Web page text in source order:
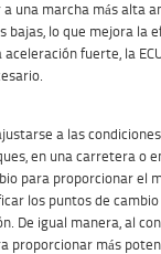
una marcha más alta
lo que mejora la
fuerte, la
a las
en una carretera o
para proporcionar el
los puntos de
De igual manera, al
proporcionar más